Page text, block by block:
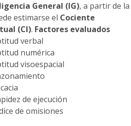
General (IG), a partir de la
estimarse el Cociente
(CI). Factores evaluados
verbal
numérica
visoespacial
de ejecución
de omisiones